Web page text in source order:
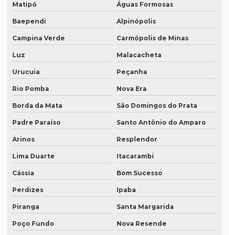
Matipó Águas Formosas
Baependi Alpinópolis
Campina Verde Carmópolis de Minas
Luz Malacacheta
Urucuia Peçanha
Rio Pomba Nova Era
Borda da Mata São Domingos do Prata
Padre Paraíso Santo Antônio do Amparo
Arinos Resplendor
Lima Duarte Itacarambi
Cássia Bom Sucesso
Perdizes Ipaba
Piranga Santa Margarida
Poço Fundo Nova Resende